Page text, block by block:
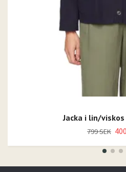
Jacka i lin/viskos
799 SEK